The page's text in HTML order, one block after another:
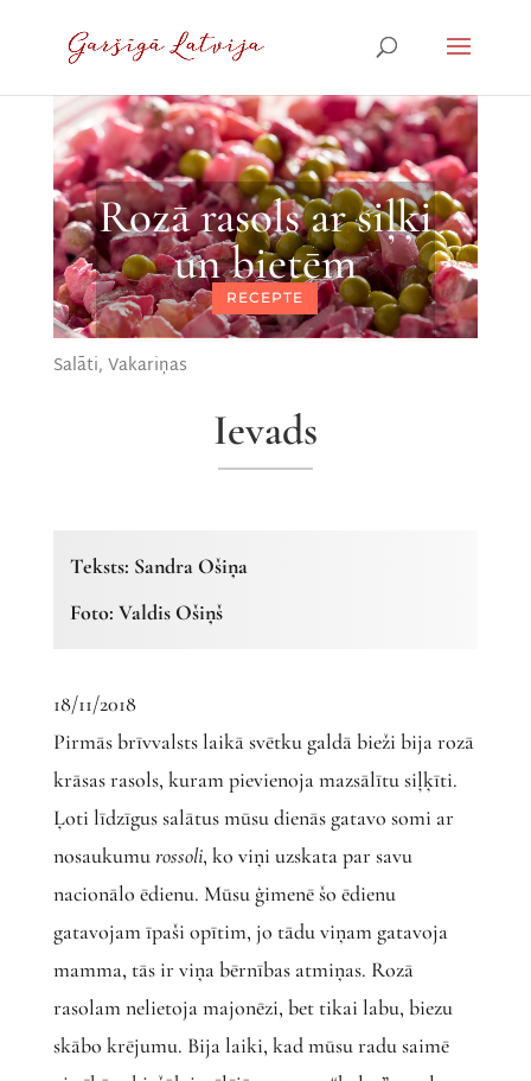
Rozā rasols ar siļķi
un bietēm
RECEPTE
Salāti, Vakariņas
Ievads
Teksts: Sandra Ošiņa
Foto: Valdis Ošiņš
18/11/2018
Pirmās brīvvalsts laikā svētku galdā bieži bija rozā
krāsas rasols, kuram pievienoja mazsālītu siļķīti.
Ļoti līdzīgus salātus mūsu dienās gatavo somi ar
nosaukumurossoli, ko viņi uzskata par savu
nacionālo ēdienu. Mūsu ģimenē šo ēdienu
gatavojam īpaši opītim, jo tādu viņam gatavoja
mamma, tās ir viņa bērnības atmiņas. Rozā
rasolam nelietoja majonēzi, bet tikai labu, biezu
skābo krējumu. Bija laiki, kad mūsu radu saimē